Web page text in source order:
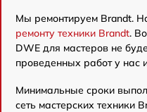
Мы ремонтируем Brandt.
ремонту техники Brandt.
DWE для мастеров не
проведенных работ у нас
Минимальные сроки
сеть мастерских техники